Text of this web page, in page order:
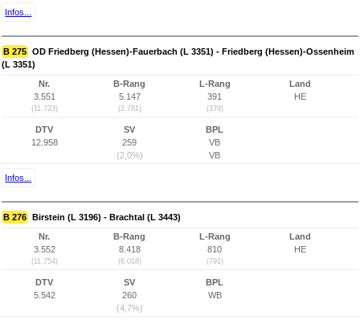
Infos...
B 275 OD Friedberg (Hessen)-Fauerbach (L 3351) - Friedberg (Hessen)-Ossenheim
(L 3351)
Nr.
3.551
(11.723)
B-Rang
5.147
(2.781)
L-Rang
391
(379)
Land
HE
DTV
12.958
SV
259
(2,0%)
BPL
VB
VB
Infos...
B 276 Birstein (L 3196) - Brachtal (L 3443)
Nr.
3.552
(11.754)
B-Rang
8.418
(6.018)
L-Rang
810
(791)
Land
HE
DTV
5.542
SV
260
(4,7%)
BPL
WB